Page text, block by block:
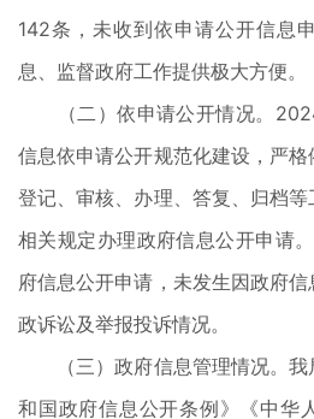
142条，未收到依申请公开信息
息、监督政府工作提供极大方便。
（二）依申请公开情况。
信息依申请公开规范化建设，严
登记、审核、办理、答复、归档等
相关规定办理政府信息公开申请
府信息公开申请，未发生因政府
政诉讼及举报投诉情况。
（三）政府信息管理情况。我
和国政府信息公开条例》《中华